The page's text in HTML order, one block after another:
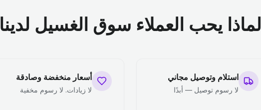
لماذا يحب العملاء سوق الغسيل لدينا
استلام وتوصيل مجاني
لا رسوم توصيل — أبدًا
أسعار منخفضة وصادقة
لا زيادات. لا رسوم مخفية